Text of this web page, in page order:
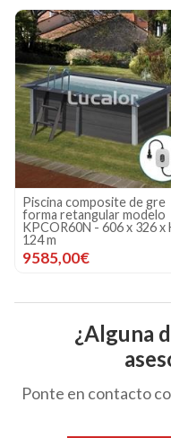
Piscinas madera de Gre
forma rectangular modelo
Mango ( 618 x 320 x 130
7139,00€
¿Alguna
Ponte en contacto